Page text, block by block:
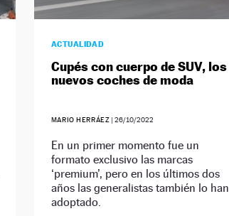
ACTUALIDAD
Cupés con cuerpo de SUV, los
nuevos coches de moda
MARIO HERRÁEZ |26/10/2022
En un primer momento fue un
formato exclusivo las marcas
‘premium’, pero en los últimos dos
años las generalistas también lo han
adoptado.